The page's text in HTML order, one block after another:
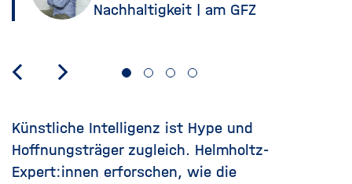
Nachhaltigkeit | am GFZ
Künstliche Intelligenz ist Hype und
Hoffnungsträger zugleich. Helmholtz-
Expert:innen erforschen, wie die